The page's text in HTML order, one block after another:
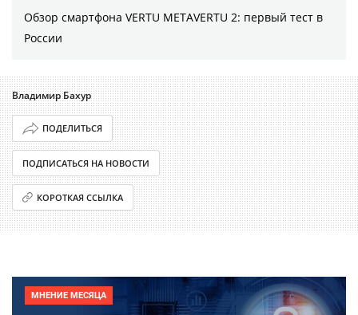
Обзор смартфона VERTU METAVERTU 2: первый тест в
России
Владимир Бахур
ПОДЕЛИТЬСЯ
ПОДПИСАТЬСЯ НА НОВОСТИ
КОРОТКАЯ ССЫЛКА
МНЕНИЕ МЕСЯЦА